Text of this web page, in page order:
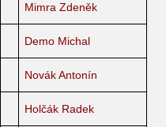
Mimra Zdeněk
Demo Michal
Novák Antonín
Holčák Radek